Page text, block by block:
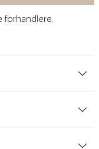
forhandlere.